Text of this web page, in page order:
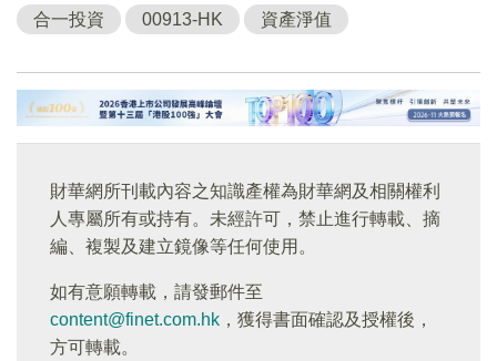
合一投資 00913-HK 資產淨值
財華網所刊載內容之知識產權為財華網及相關權利
人專屬所有或持有。未經許可，禁止進行轉載、摘
編、複製及建立鏡像等任何使用。
如有意願轉載，請發郵件至
content@finet.com.hk ，獲得書面確認及授權後，
方可轉載。